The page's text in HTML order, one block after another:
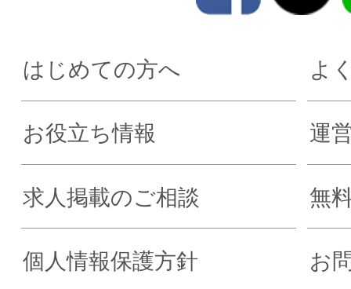
はじめての方へ よ
お役立ち情報 運
求人掲載のご相談 無
個人情報保護方針 お